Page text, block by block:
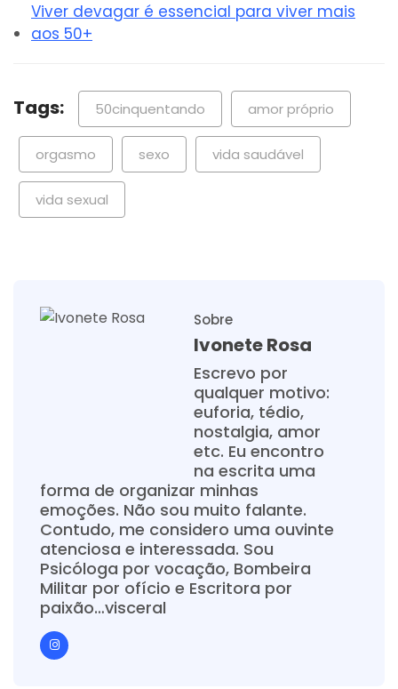
Viver devagar é essencial para viver mais
aos 50+
Tags: 50cinquentando amor próprio
orgasmo sexo vida saudável
vida sexual
Sobre
Ivonete Rosa
Escrevo por
qualquer motivo:
euforia, tédio,
nostalgia, amor
etc. Eu encontro
na escrita uma
forma de organizar minhas
emoções. Não sou muito falante.
Contudo, me considero uma ouvinte
atenciosa e interessada. Sou
Psicóloga por vocação, Bombeira
Militar por ofício e Escritora por
paixão…visceral